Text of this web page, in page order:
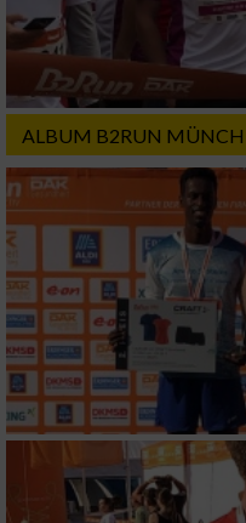
ALBUM B2RUN
Performance
Funktional
Werbung